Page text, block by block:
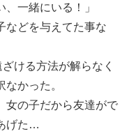
一緒にいる！」
などを与えてた事な
ける方法が解らなく
かった。
女の子だから友達がで
げた…